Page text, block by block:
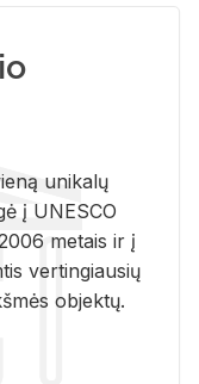
unikalų
į UNESCO
metais ir į
vertingiausių
objektų.